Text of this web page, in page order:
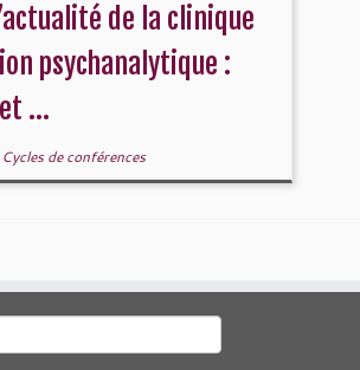
de la clinique
psychanalytique :
...
Cycles de conférences